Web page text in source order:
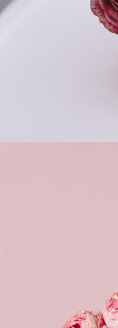
Q. 配送できな
ただいま沖縄・
ん。ご了承くだ
Q. 配送日時は